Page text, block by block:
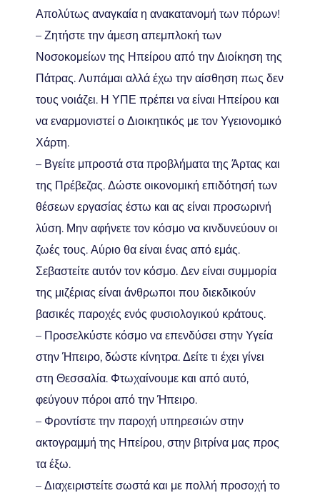
Απολύτως αναγκαία η ανακατανομή των πόρων!
– Ζητήστε την άμεση απεμπλοκή των
Νοσοκομείων της Ηπείρου από την Διοίκηση της
Πάτρας. Λυπάμαι αλλά έχω την αίσθηση πως δεν
τους νοιάζει. Η ΥΠΕ πρέπει να είναι Ηπείρου και
να εναρμονιστεί ο Διοικητικός με τον Υγειονομικό
Χάρτη.
– Βγείτε μπροστά στα προβλήματα της Άρτας και
της Πρέβεζας. Δώστε οικονομική επιδότησή των
θέσεων εργασίας έστω και ας είναι προσωρινή
λύση. Μην αφήνετε τον κόσμο να κινδυνεύουν οι
ζωές τους. Αύριο θα είναι ένας από εμάς.
Σεβαστείτε αυτόν τον κόσμο. Δεν είναι συμμορία
της μιζέριας είναι άνθρωποι που διεκδικούν
βασικές παροχές ενός φυσιολογικού κράτους.
– Προσελκύστε κόσμο να επενδύσει στην Υγεία
στην Ήπειρο, δώστε κίνητρα. Δείτε τι έχει γίνει
στη Θεσσαλία. Φτωχαίνουμε και από αυτό,
φεύγουν πόροι από την Ήπειρο.
– Φροντίστε την παροχή υπηρεσιών στην
ακτογραμμή της Ηπείρου, στην βιτρίνα μας προς
τα έξω.
– Διαχειριστείτε σωστά και με πολλή προσοχή το